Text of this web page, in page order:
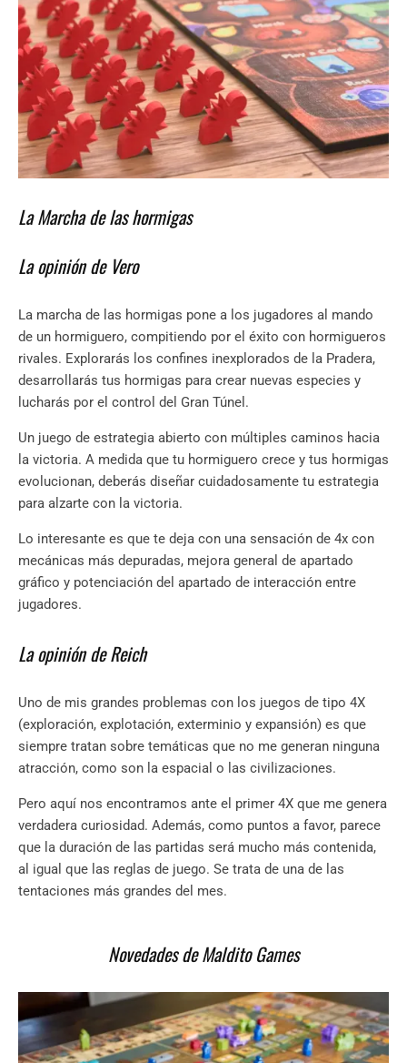
La Marcha de las hormigas
La opinión de Vero
La marcha de las hormigas pone a los jugadores al mando
de un hormiguero, compitiendo por el éxito con hormigueros
rivales. Explorarás los confines inexplorados de la Pradera,
desarrollarás tus hormigas para crear nuevas especies y
lucharás por el control del Gran Túnel.
Un juego de estrategia abierto con múltiples caminos hacia
la victoria. A medida que tu hormiguero crece y tus hormigas
evolucionan, deberás diseñar cuidadosamente tu estrategia
para alzarte con la victoria.
Lo interesante es que te deja con una sensación de 4x con
mecánicas más depuradas, mejora general de apartado
gráfico y potenciación del apartado de interacción entre
jugadores.
La opinión de Reich
Uno de mis grandes problemas con los juegos de tipo 4X
(exploración, explotación, exterminio y expansión) es que
siempre tratan sobre temáticas que no me generan ninguna
atracción, como son la espacial o las civilizaciones.
Pero aquí nos encontramos ante el primer 4X que me genera
verdadera curiosidad. Además, como puntos a favor, parece
que la duración de las partidas será mucho más contenida,
al igual que las reglas de juego. Se trata de una de las
tentaciones más grandes del mes.
Novedades de Maldito Games